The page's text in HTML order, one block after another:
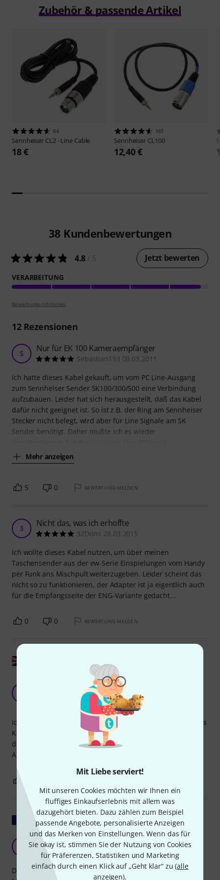
Mit Liebe serviert!
Mit unseren Cookies möchten wir Ihnen ein
fluffiges Einkaufserlebnis mit allem was
dazugehört bieten. Dazu zählen zum Beispiel
passende Angebote, personalisierte Anzeigen
und das Merken von Einstellungen. Wenn das für
Sie okay ist, stimmen Sie der Nutzung von Cookies
für Präferenzen, Statistiken und Marketing
einfach durch einen Klick auf „Geht klar“ zu (alle
anzeigen).
Zubehör & passende Artikel
64
Sennheiser CL2 - Line Cable
18 €
161
Sennheiser CL100
12,40 €
38 Kundenbewertungen
4.8 Jetzt bewerten
VERARBEITUNG
Bewertungsrichtlinien
12Rezensionen
S Nur für EK 100 Kameraempfänger
Sebastian153 09.03.2011
Ich hatte dieses Kabel gekauft, um vom PC Line-Ausgang
zum Sennheiser Sender SK100/300/500 eine Verbindung
aufzubauen. Leider hat sich herausgestellt, daß das Kabel
dafür nicht geeignet ist. So ist z.B. der Ring am Sennheiser
Stecker nicht belegt, wird aber für Line Signale am SK
Sender benötigt. Daher mußte ich es wieder
Mehr anzeigen
5 0 BEWERTUNG MELDEN
3 Nicht das, was ich erhoffte
32Domi 28.03.2015
Ich wollte dieses Kabel nutzen, um über meinen
Taschensender aus der ew-Serie Einspielungen vom Handy
per Funk ans Mischpult weiterzugeben. Leider scheint das
nicht so zu funktionieren, der Adapter ist ja eigentlich auch
für die Empfangsseite der ENG-Variante gedacht...
0 0 BEWERTUNG MELDEN
Toll, dass meine Videoaufnahme jetzt kein
Rauschen mehr hat
Tony9346 11.04.2017
Ich habe ein gebrauchtes drahtloses Kamera-Kit und dieses
Kabel war in Ordnung, wurde aber sehr laut und war froh,
dieses gekauft zu haben, da ich jetzt rauschfreie
Aufnahmen habe
Original zeigen
Eine Lösung
Marc455 18.03.2013
Da ich kein passendes Kabel mit abgewinkeltem Stereo-